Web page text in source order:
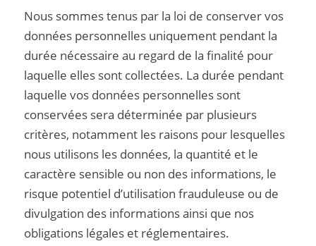
Nous sommes tenus par la loi de conserver vos
données personnelles uniquement pendant la
durée nécessaire au regard de la finalité pour
laquelle elles sont collectées. La durée pendant
laquelle vos données personnelles sont
conservées sera déterminée par plusieurs
critères, notamment les raisons pour lesquelles
nous utilisons les données, la quantité et le
caractère sensible ou non des informations, le
risque potentiel d’utilisation frauduleuse ou de
divulgation des informations ainsi que nos
obligations légales et réglementaires.